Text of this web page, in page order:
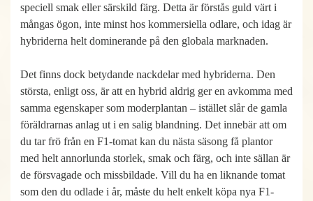
speciell smak eller särskild färg. Detta är förstås guld värt i
mångas ögon, inte minst hos kommersiella odlare, och idag är
hybriderna helt dominerande på den globala marknaden.
Det finns dock betydande nackdelar med hybriderna. Den
största, enligt oss, är att en hybrid aldrig ger en avkomma med
samma egenskaper som moderplantan – istället slår de gamla
föräldrarnas anlag ut i en salig blandning. Det innebär att om
du tar frö från en F1-tomat kan du nästa säsong få plantor
med helt annorlunda storlek, smak och färg, och inte sällan är
de försvagade och missbildade. Vill du ha en liknande tomat
som den du odlade i år, måste du helt enkelt köpa nya F1-